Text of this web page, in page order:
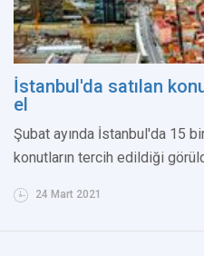
İstanbul'da satılan
el
Şubat ayında İstanbul'da 15
konutların tercih edildiği
24 Mart 2021